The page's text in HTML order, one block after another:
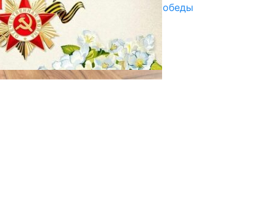
Награды в преддверии Дня Победы
29.04.2025